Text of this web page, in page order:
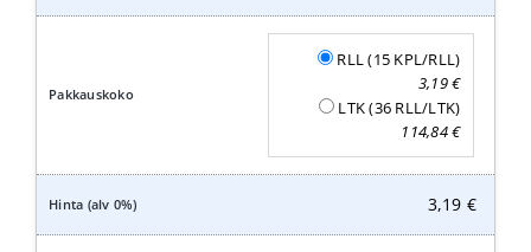
RLL (15 KPL/RLL)
3,19€
LTK (36 RLL/LTK)
114,84€
3,19 €